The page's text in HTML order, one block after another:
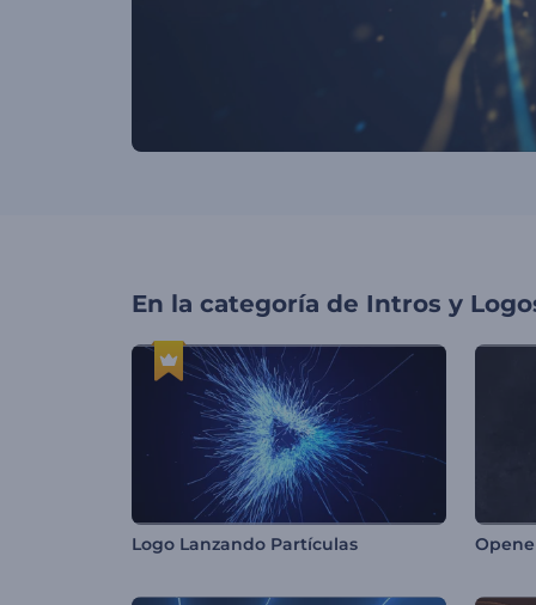
En la categoría de Intros y
Logo Lanzando Partículas